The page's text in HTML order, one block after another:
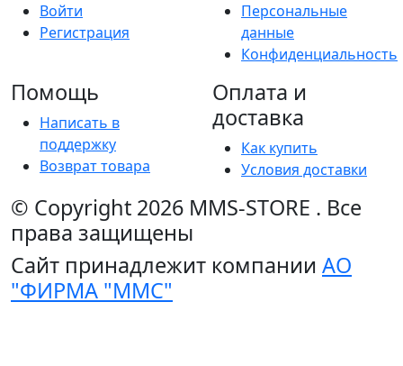
Войти
Регистрация
Персональные
данные
Конфиденциальность
Помощь
Написать в
поддержку
Возврат товара
Оплата и
доставка
Как купить
Условия доставки
© Copyright 2026 MMS-STORE . Все
права защищены
Сайт принадлежит компании АО
"ФИРМА "ММС"